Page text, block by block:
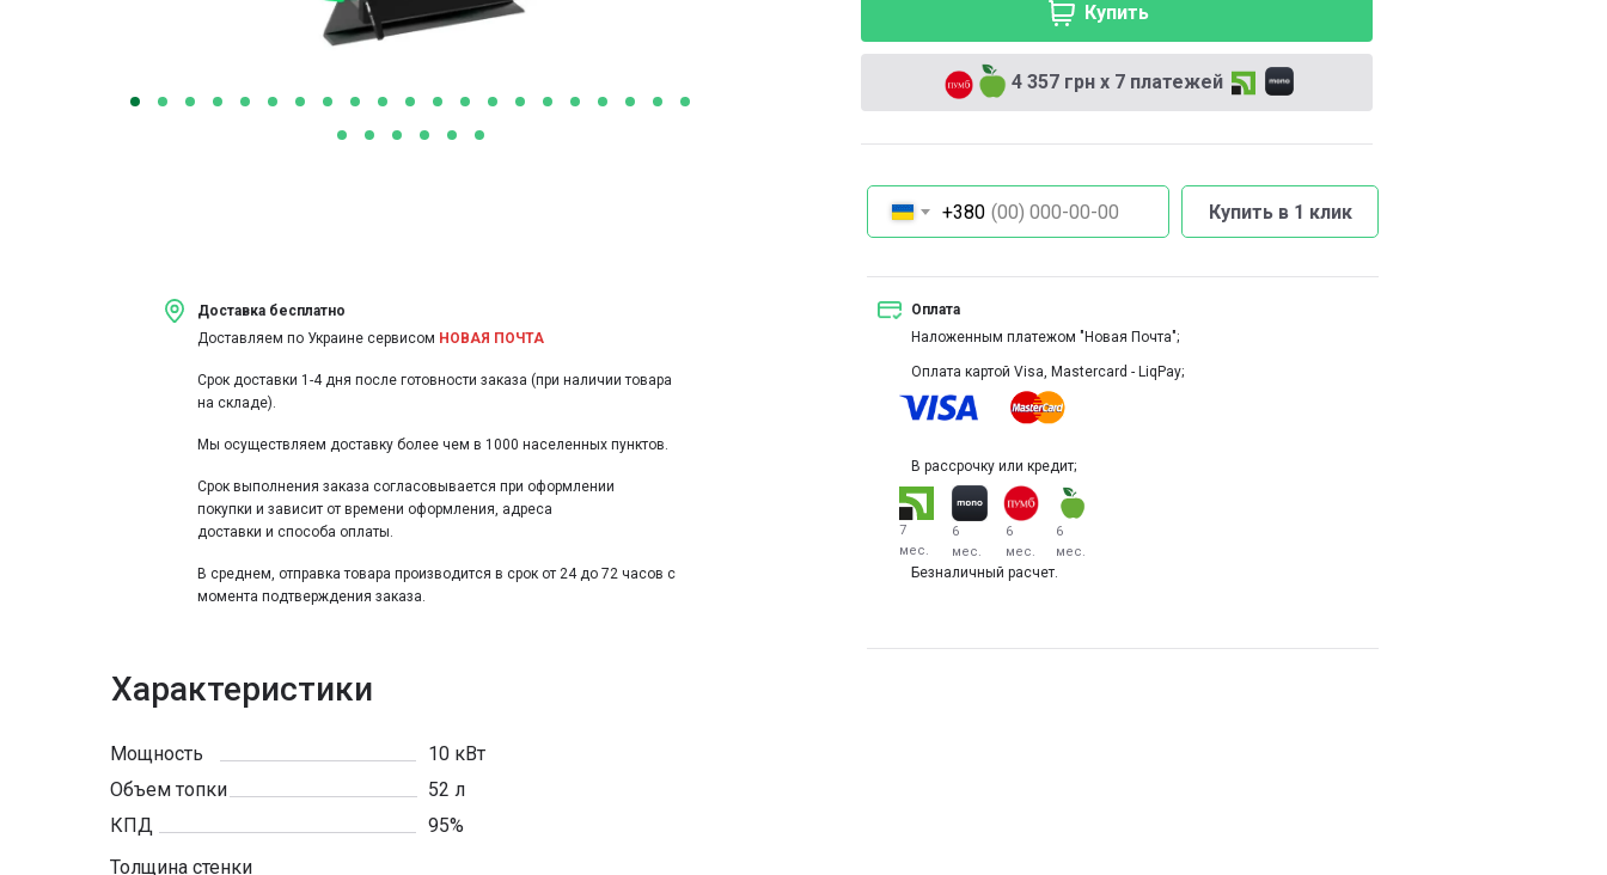
Купить
4 357 грн х 7 платежей
Оплата
Наложенным платежом "Новая Почта";
Оплата картой Visa, Mastercard - LiqPay;
В рассрочку или кредит;
Безналичный расчет.
7
мес.
6
мес.
6
мес.
6
мес.
+380 Купить в 1 клик
Доставка бесплатно
Доставляем по Украине сервисом НОВАЯ ПОЧТА
Срок доставки 1-4 дня после готовности заказа (при наличии товара
на складе).
Мы осуществляем доставку более чем в 1000 населенных пунктов.
Срок выполнения заказа согласовывается при оформлении
покупки и зависит от времени оформления, адреса
доставки и способа оплаты.
В среднем, отправка товара производится в срок от 24 до 72 часов с
момента подтверждения заказа.
Характеристики
Объем топки 52 л
КПД
95%
Толщина стенки
Мощность 10 кВт